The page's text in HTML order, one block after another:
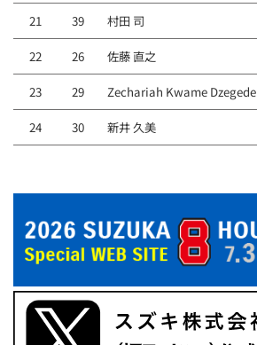
21 39 村田 司
22 26 佐藤 直之
23 29 Zechariah Kwame Dzegede
24 30 新井 久美